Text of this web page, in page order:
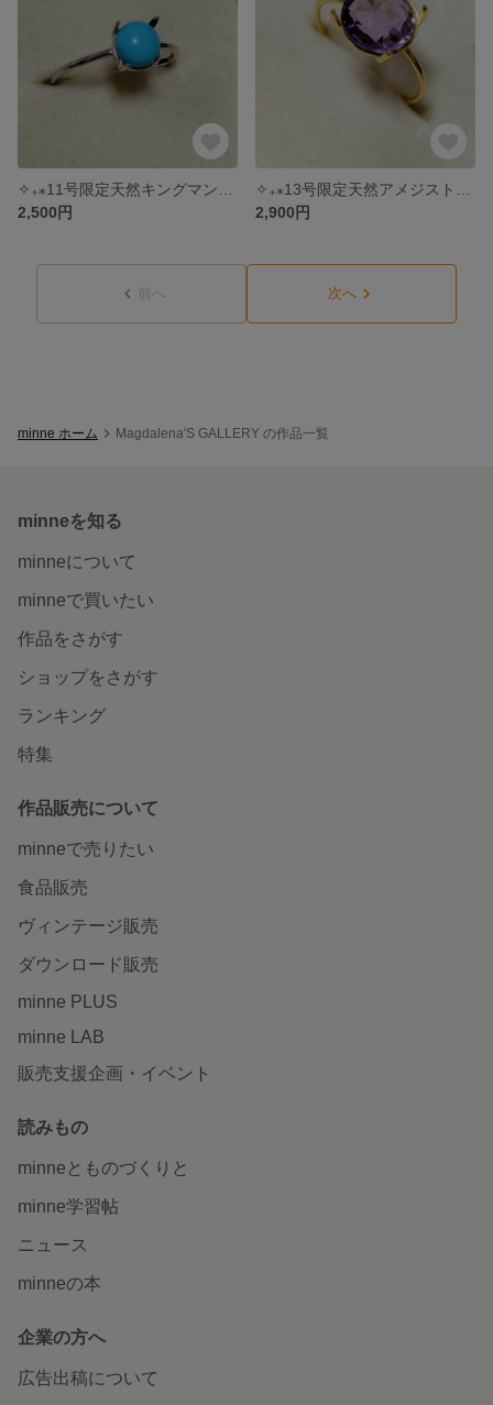
2,500円
2,900円
前へ 次へ
minne ホーム Magdalena'S GALLERY の作品一覧
minneを知る
minneについて
minneで買いたい
作品をさがす
ショップをさがす
ランキング
特集
作品販売について
minneで売りたい
食品販売
ヴィンテージ販売
ダウンロード販売
minne PLUS
minne LAB
販売支援企画・イベント
読みもの
minneとものづくりと
minne学習帖
ニュース
minneの本
企業の方へ
広告出稿について